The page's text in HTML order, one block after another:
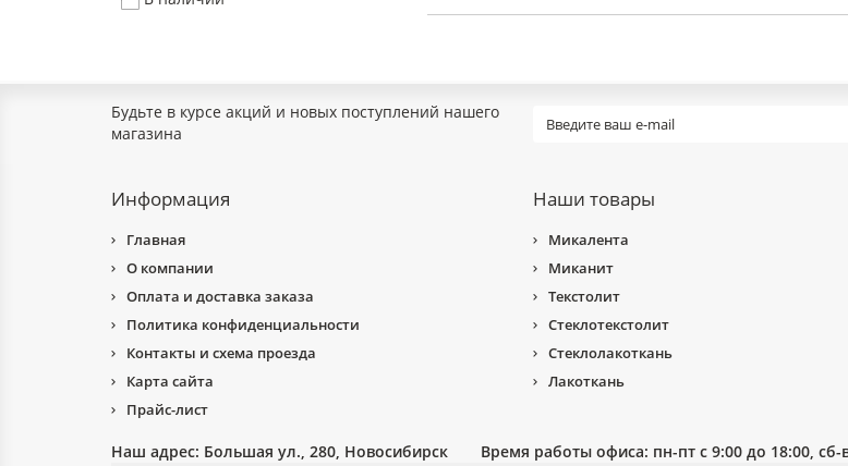
Будьте в курсе акций и новых поступлений нашего
магазина
Информация
Главная
О компании
Оплата и доставка заказа
Политика конфиденциальности
Контакты и схема проезда
Карта сайта
Прайс-лист
Наши товары
Микалента
Миканит
Текстолит
Стеклотекстолит
Стеклолакоткань
Лакоткань
Наш адрес: Большая ул., 280, Новосибирск Время работы офиса: пн-пт с 9:00 до 18:00,